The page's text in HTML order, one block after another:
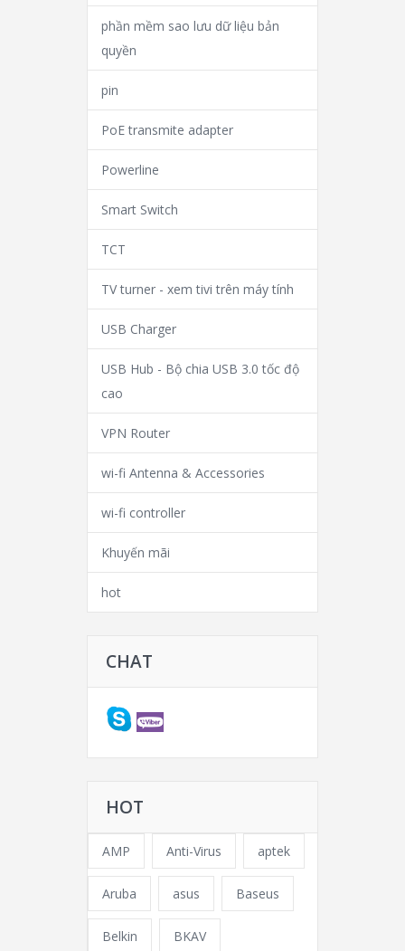
phần mềm sao lưu dữ liệu bản
quyền
pin
PoE transmite adapter
Powerline
Smart Switch
TCT
TV turner - xem tivi trên máy tính
USB Charger
USB Hub - Bộ chia USB 3.0 tốc độ
cao
VPN Router
wi-fi Antenna & Accessories
wi-fi controller
Khuyến mãi
hot
CHAT
HOT
AMP Anti-Virus aptek
Aruba asus Baseus
Belkin BKAV